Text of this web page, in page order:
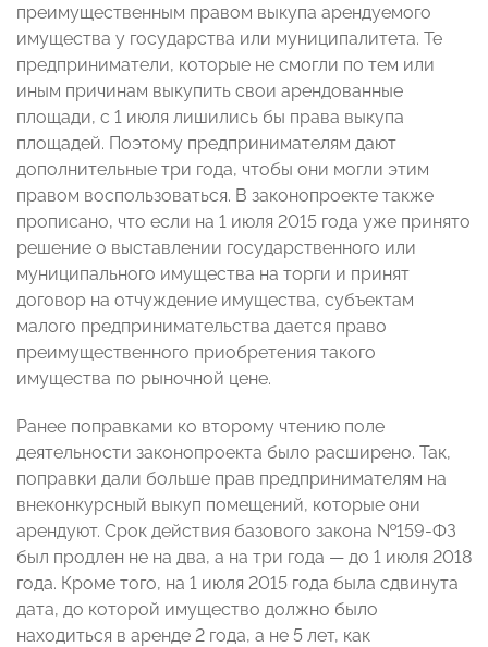
преимущественным правом выкупа арендуемого
имущества у государства или муниципалитета. Те
предприниматели, которые не смогли по тем или
иным причинам выкупить свои арендованные
площади, с 1 июля лишились бы права выкупа
площадей. Поэтому предпринимателям дают
дополнительные три года, чтобы они могли этим
правом воспользоваться. В законопроекте также
прописано, что если на 1 июля 2015 года уже принято
решение о выставлении государственного или
муниципального имущества на торги и принят
договор на отчуждение имущества, субъектам
малого предпринимательства дается право
преимущественного приобретения такого
имущества по рыночной цене.
Ранее поправками ко второму чтению поле
деятельности законопроекта было расширено. Так,
поправки дали больше прав предпринимателям на
внеконкурсный выкуп помещений, которые они
арендуют. Срок действия базового закона №159-ФЗ
был продлен не на два, а на три года — до 1 июля 2018
года. Кроме того, на 1 июля 2015 года была сдвинута
дата, до которой имущество должно было
находиться в аренде 2 года, а не 5 лет, как